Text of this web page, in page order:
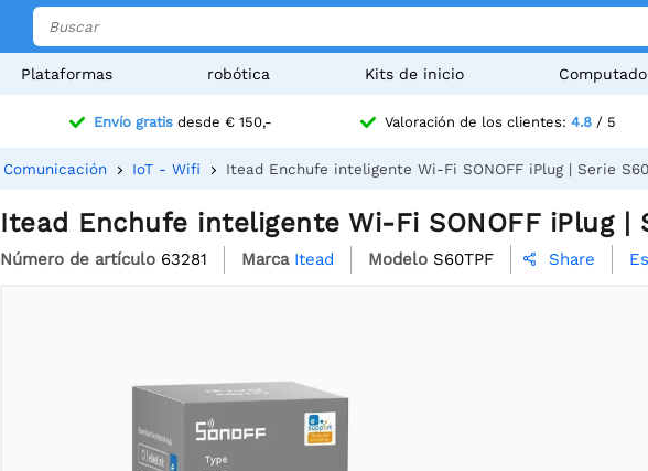
Plataformas robótica Kits de inicio
Envío gratisdesde € 150,- Valoración de los clientes: 4.8/ 5
Comunicación IoT - Wifi Itead Enchufe inteligente Wi-Fi SONOFF iPlug | Serie S60
Itead Enchufe inteligente Wi-Fi SONOFF iPlug |
Número de artículo 63281 Marca Itead Modelo S60TPF  Share